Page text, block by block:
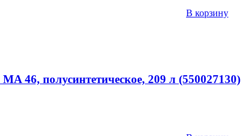
В корзину
46, полусинтетическое, 209 л (550027130)